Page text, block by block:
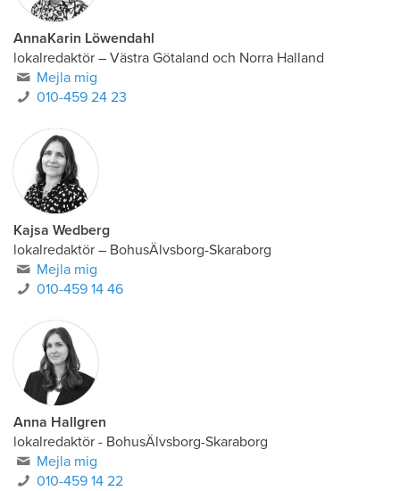
AnnaKarin Löwendahl
lokalredaktör – Västra Götaland och Norra Halland
Mejla mig
010-459 24 23
Kajsa Wedberg
lokalredaktör – BohusÄlvsborg-Skaraborg
Mejla mig
010-459 14 46
Anna Hallgren
lokalredaktör - BohusÄlvsborg-Skaraborg
Mejla mig
010-459 14 22